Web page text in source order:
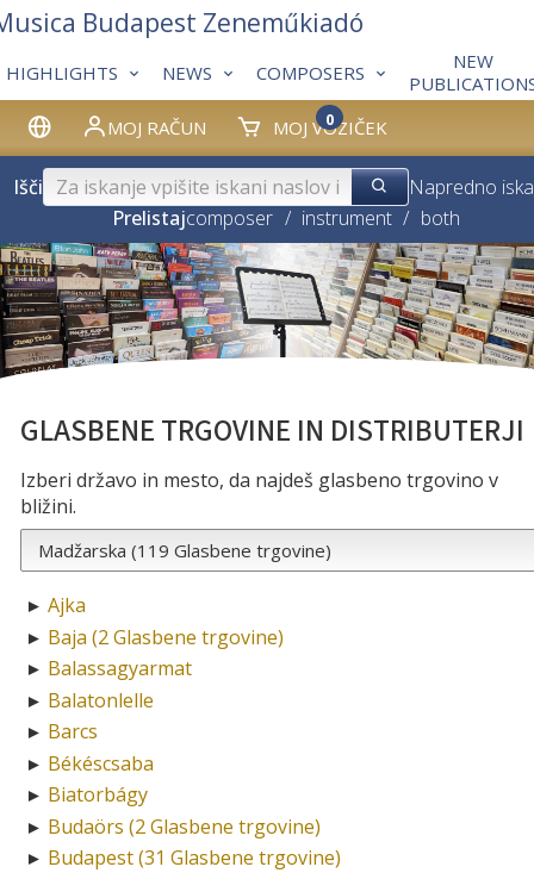
MOJ RAČUN MOJ VOZIČEK
0
HIGHLIGHTS NEWS COMPOSERS
NEW
Budapest Zeneműkiadó
Išči
Napredno
Prelistajcomposer / instrument / both
GLASBENE TRGOVINE IN DISTRIBUTERJI
Izberi državo in mesto, da najdeš glasbeno trgovino v
bližini.
► Ajka
► Baja (2 Glasbene trgovine)
► Balassagyarmat
► Balatonlelle
► Barcs
► Békéscsaba
► Biatorbágy
► Budaörs (2 Glasbene trgovine)
► Budapest (31 Glasbene trgovine)